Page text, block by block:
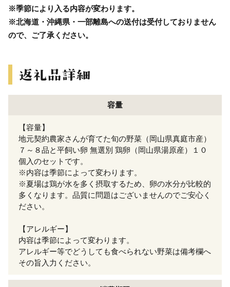
※季節により入る内容が変わります。
※北海道・沖縄県・一部離島への送付は受付しておりません
ので、ご了承ください。
容量
【容量】
地元契約農家さんが育てた旬の野菜（岡山県真庭市産）
７～８品と平飼い卵 無選別 鶏卵（岡山県湯原産）１０
個入のセットです。
※内容は季節によって変わります。
※夏場は鶏が水を多く摂取するため、卵の水分が比較的
多くなります。品質に問題はございませんのでご安心く
ださい。
【アレルギー】
内容は季節によって変わります。
アレルギー等でどうしても食べられない野菜は備考欄へ
その旨入力ください。